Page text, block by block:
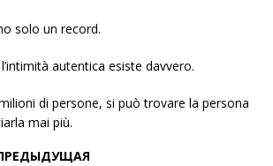
solo un record.
autentica esiste davvero.
di persone, si può trovare la persona
mai più.